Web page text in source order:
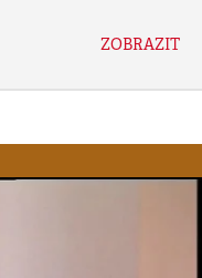
ZOBRAZIT